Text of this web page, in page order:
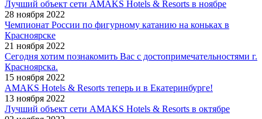
Лучший объект сети AMAKS Hotels & Resorts в ноябре
28 ноября 2022
Чемпионат России по фигурному катанию на коньках в
Красноярске
21 ноября 2022
Сегодня хотим познакомить Вас с достопримечательностями г.
Красноярска.
15 ноября 2022
AMAKS Hotels & Resorts теперь и в Екатеринбурге!
13 ноября 2022
Лучший объект сети AMAKS Hotels & Resorts в октябре